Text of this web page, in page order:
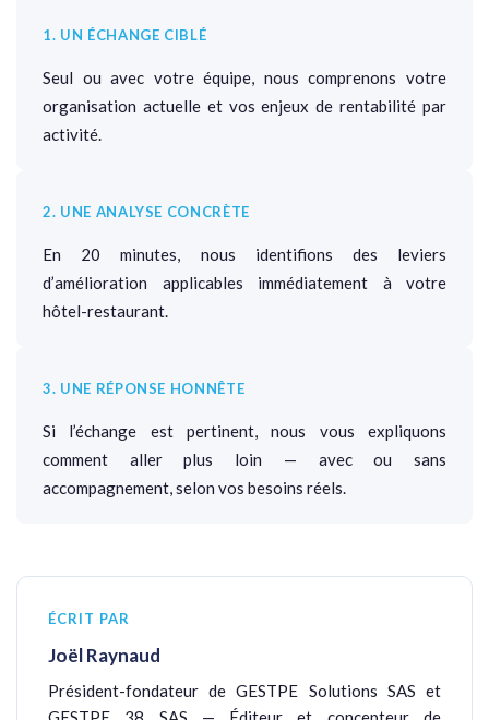
1. UN ÉCHANGE CIBLÉ
Seul ou avec votre équipe, nous comprenons votre
organisation actuelle et vos enjeux de rentabilité par
activité.
2. UNE ANALYSE CONCRÈTE
En 20 minutes, nous identifions des leviers
d’amélioration applicables immédiatement à votre
hôtel-restaurant.
3. UNE RÉPONSE HONNÊTE
Si l’échange est pertinent, nous vous expliquons
comment aller plus loin — avec ou sans
accompagnement, selon vos besoins réels.
ÉCRIT PAR
Joël Raynaud
Président-fondateur de GESTPE Solutions SAS et